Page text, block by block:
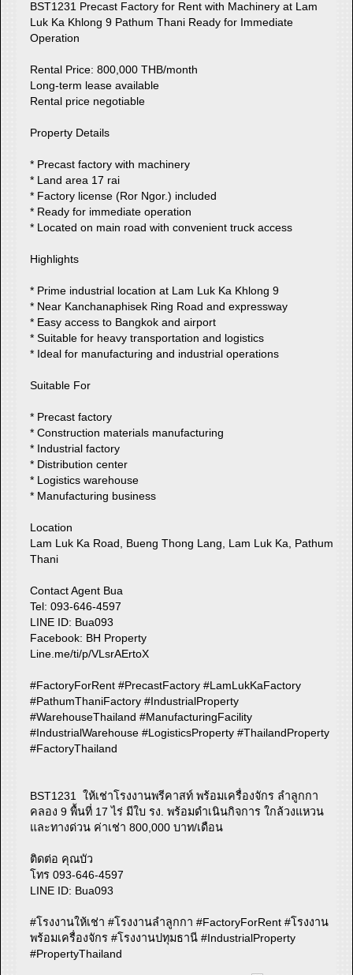
BST1231 Precast Factory for Rent with Machinery at Lam
Luk Ka Khlong 9 Pathum Thani Ready for Immediate
Operation
Rental Price: 800,000 THB/month
Long-term lease available
Rental price negotiable
Property Details
* Precast factory with machinery
* Land area 17 rai
* Factory license (Ror Ngor.) included
* Ready for immediate operation
* Located on main road with convenient truck access
Highlights
* Prime industrial location at Lam Luk Ka Khlong 9
* Near Kanchanaphisek Ring Road and expressway
* Easy access to Bangkok and airport
* Suitable for heavy transportation and logistics
* Ideal for manufacturing and industrial operations
Suitable For
* Precast factory
* Construction materials manufacturing
* Industrial factory
* Distribution center
* Logistics warehouse
* Manufacturing business
Location
Lam Luk Ka Road, Bueng Thong Lang, Lam Luk Ka, Pathum
Thani
Contact Agent Bua
Tel: 093-646-4597
LINE ID: Bua093
Facebook: BH Property
Line.me/ti/p/VLsrAErtoX
#FactoryForRent #PrecastFactory #LamLukKaFactory
#PathumThaniFactory #IndustrialProperty
#WarehouseThailand #ManufacturingFacility
#IndustrialWarehouse #LogisticsProperty #ThailandProperty
#FactoryThailand
BST1231 ให้เช่าโรงงานพรีคาสท์ พร้อมเครื่องจักร ลำลูกกา
คลอง 9 พื้นที่ 17 ไร่ มีใบ รง. พร้อมดำเนินกิจการ ใกล้วงแหวน
และทางด่วน ค่าเช่า 800,000 บาท/เดือน
ติดต่อ คุณบัว
โทร 093-646-4597
LINE ID: Bua093
#โรงงานให้เช่า #โรงงานลำลูกกา #FactoryForRent #โรงงาน
พร้อมเครื่องจักร #โรงงานปทุมธานี #IndustrialProperty
#PropertyThailand